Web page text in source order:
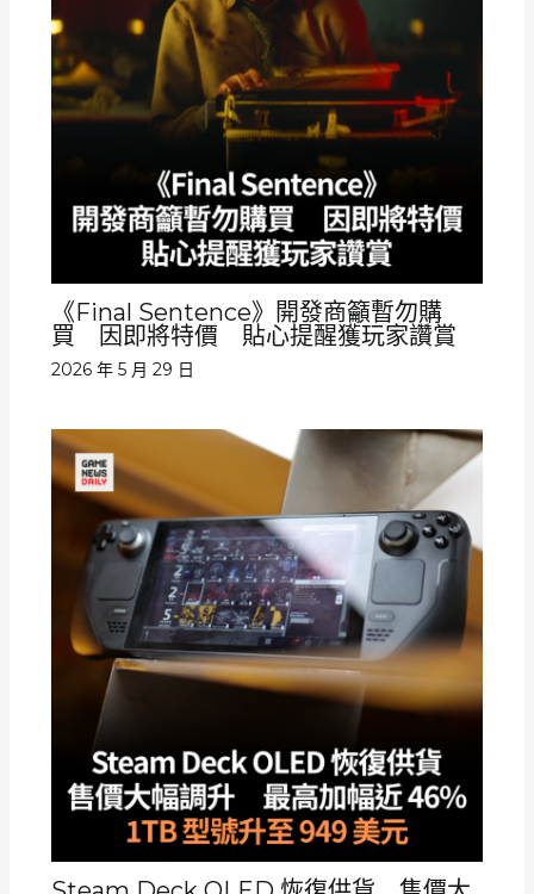
《Final Sentence》開發商籲暫勿購
買 因即將特價 貼心提醒獲玩家讚賞
2026 年 5 月 29 日